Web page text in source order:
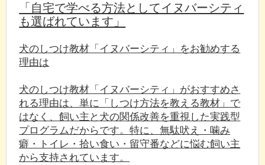
「自宅で学べる方法としてイヌバーシティ
も選ばれています」
犬のしつけ教材「イヌバーシティ」をお勧めする
理由は
犬のしつけ教材「イヌバーシティ」がおすすめさ
れる理由は、単に「しつけ方法を教える教材」で
はなく、飼い主と犬の関係改善を重視した実践型
プログラムだからです。特に、無駄吠え・噛み
癖・トイレ・拾い食い・留守番などに悩む飼い主
から支持されています。